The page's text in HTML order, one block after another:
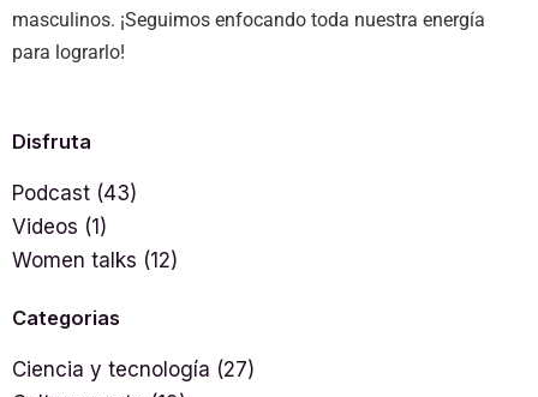
masculinos. ¡Seguimos enfocando toda nuestra energía
para lograrlo!
Disfruta
Podcast (43)
Videos (1)
Women talks (12)
Categorias
Ciencia y tecnología (27)